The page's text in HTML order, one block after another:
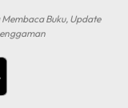
Buku, Update